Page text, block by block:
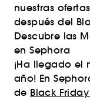
nuestras
después del
Descubre las
en Sephora
¡Ha llegado el
año! En
de Black